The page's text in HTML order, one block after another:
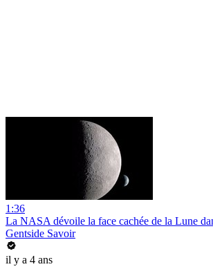
1:36
La NASA dévoile la face cachée de la Lune
Gentside Savoir
il y a 4 ans